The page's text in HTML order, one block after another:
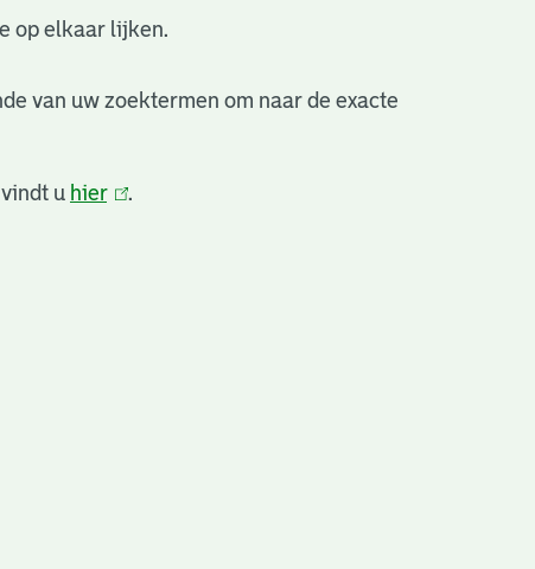
op elkaar lijken.
van uw zoektermen om naar de exacte
u hier(link
.